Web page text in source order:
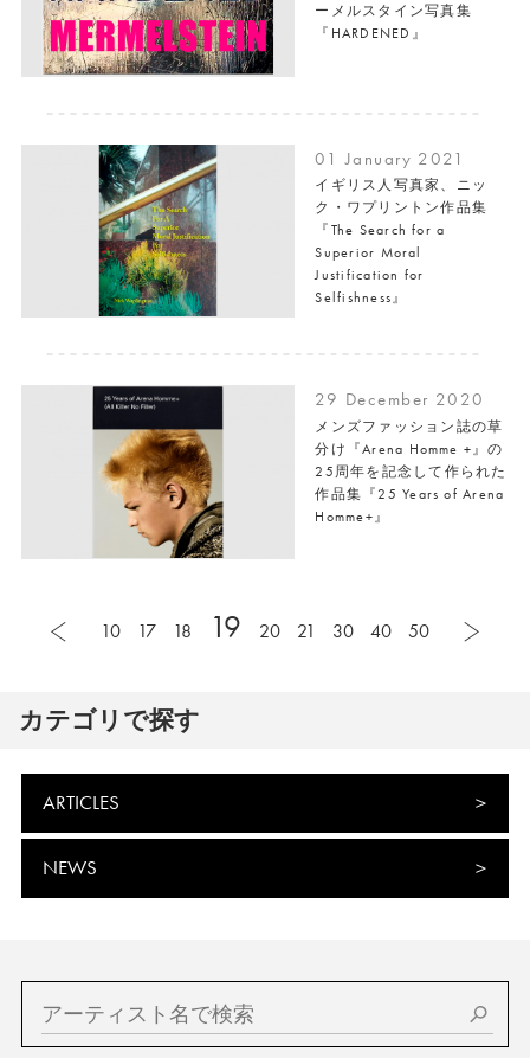
ーメルスタイン写真集
『HARDENED』
01 January 2021
イギリス人写真家、ニッ
ク・ワプリントン作品集
『The Search for a
Superior Moral
Justification for
Selfishness』
29 December 2020
メンズファッション誌の草
分け『Arena Homme +』の
25周年を記念して作られた
作品集『25 Years of Arena
Homme+』
10 17 18 19 20 21 30 40 50
カテゴリで探す
ARTICLES
NEWS